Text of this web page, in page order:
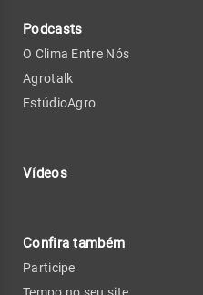
Podcasts
O Clima Entre Nós
Agrotalk
EstúdioAgro
Vídeos
Confira também
Participe
Tempo no seu site